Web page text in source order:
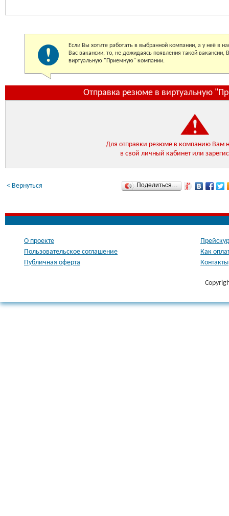
Если Вы хотите работать в выбранной компании, а у неё в
Вас вакансии, то, не дожидаясь появления такой
виртуальную "Приемную" компании.
Отправка резюме в виртуальную
Для отправки резюме в компанию Вам
в свой личный кабинет или
< Вернуться Поделиться…
О проекте
Пользовательское соглашение
Публичная оферта
Как
Контакты